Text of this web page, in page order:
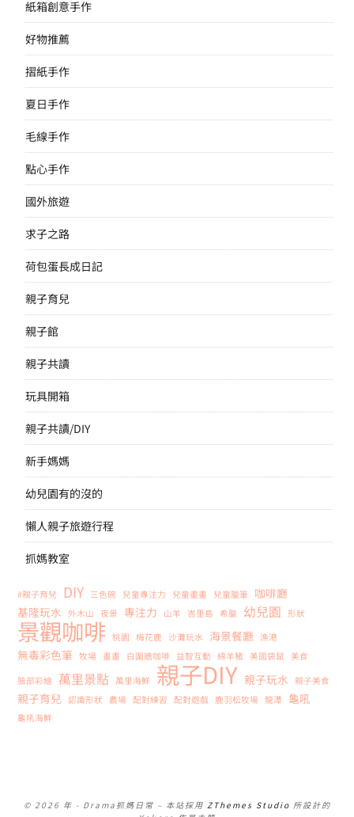
紙箱創意手作
好物推薦
摺紙手作
夏日手作
毛線手作
點心手作
國外旅遊
求子之路
荷包蛋長成日記
親子育兒
親子館
親子共讀
玩具開箱
親子共讀/DIY
新手媽媽
幼兒園有的沒的
懶人親子旅遊行程
抓媽教室
#親子育兒 DIY 三色碗 兒童專注力 兒童畫畫 兒童臘筆
咖啡廳
基隆玩水 外木山 夜景 專注力 山羊 峇里島 希臘 幼兒園 形狀
景觀咖啡 桃園 梅花鹿 沙灘玩水 海景餐廳 漁港
無毒彩色筆 牧場 畫畫 白圍牆咖啡 益智互動 綿羊豬 美國袋鼠 美食
臉部彩繪 萬里景點 萬里海鮮 親子DIY 親子玩水 親子美食
親子育兒 認識形狀 農場 配對練習 配對遊戲 鹿羽松牧場 龍潭 龜吼
龜吼海鮮
© 2026 年 - Drama抓媽日常 – 本站採用 ZThemes Studio 所設計的